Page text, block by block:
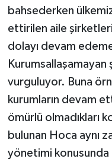
bahsederken
ettirilen aile
dolayı devam
Kurumsallaşamayan
vurguluyor. Buna
kurumların devam
ömürlü olmadıkları
bulunan Hoca aynı
yönetimi